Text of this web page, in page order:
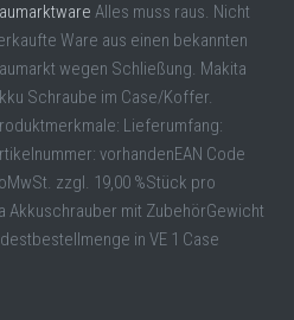
Alles muss raus. Nicht
Ware aus einen bekannten
wegen Schließung. Makita
Schraube im Case/Koffer.
Lieferumfang:
vorhandenEAN Code
zzgl. 19,00 %Stück pro
Akkuschrauber mit ZubehörGewicht
in VE 1 Case